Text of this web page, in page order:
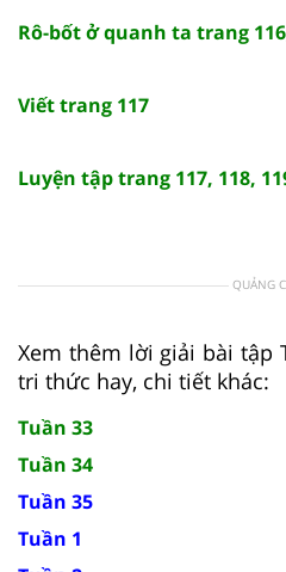
Rô-bốt ở quanh ta trang
Viết trang 117
Luyện tập trang 117, 118,
QUẢNG
Xem thêm lời giải bài tập
tri thức hay, chi tiết khác:
Tuần 33
Tuần 34
Tuần 35
Tuần 1